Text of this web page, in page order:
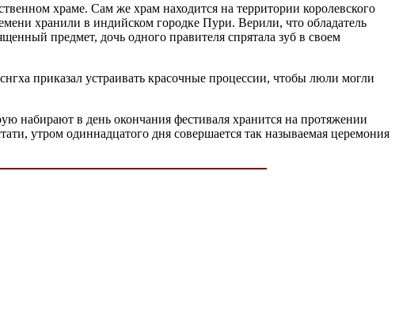
храме. Сам же храм находится на территории королевского
хранили в индийском городке Пури. Верили, что обладатель
предмет, дочь одного правителя спрятала зуб в своем
приказал устраивать красочные процессии, чтобы люли могли
набирают в день окончания фестиваля хранится на протяжении
утром одиннадцатого дня совершается так называемая церемония